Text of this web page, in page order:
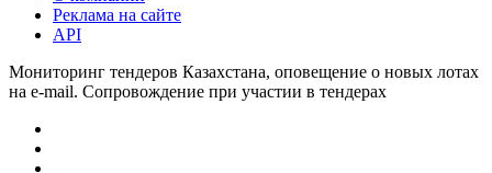
Реклама на сайте
API
Мониторинг тендеров Казахстана, оповещение о новых лотах
на e-mail. Сопровождение при участии в тендерах